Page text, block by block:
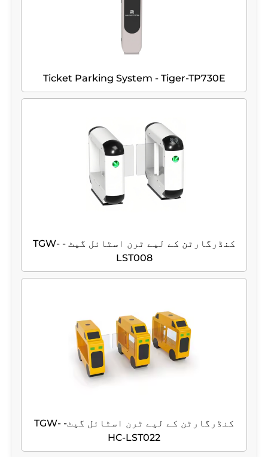
Ticket Parking System - Tiger-TP730E
کنڈرگارٹن کے لیے ٹرن اسٹائل گیٹ - TGW-
LST008
کنڈرگارٹن کے لیے ٹرن اسٹائل گیٹ- TGW-
HC-LST022